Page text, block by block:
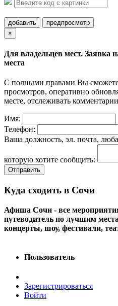
добавить
предпросмотр
×
Для владельцев мест. Заявка
места
С полными правами Вы
просмотров, оперативно
месте, отслеживать
Имя:
Телефон:
Ваша должность, эл. почта,
которую хотите сообщить:
Отправить
Куда сходить в Сочи
Афиша Сочи - все
путеводитель по лучшим
концерты, шоу, фестивали,
Пользователь
Зарегистрироваться
Войти